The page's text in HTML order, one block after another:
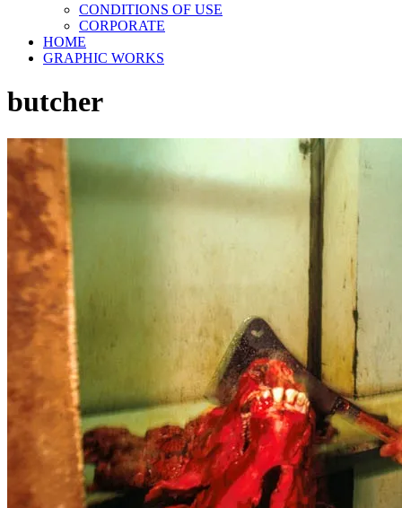
CONDITIONS OF USE
CORPORATE
HOME
GRAPHIC WORKS
butcher